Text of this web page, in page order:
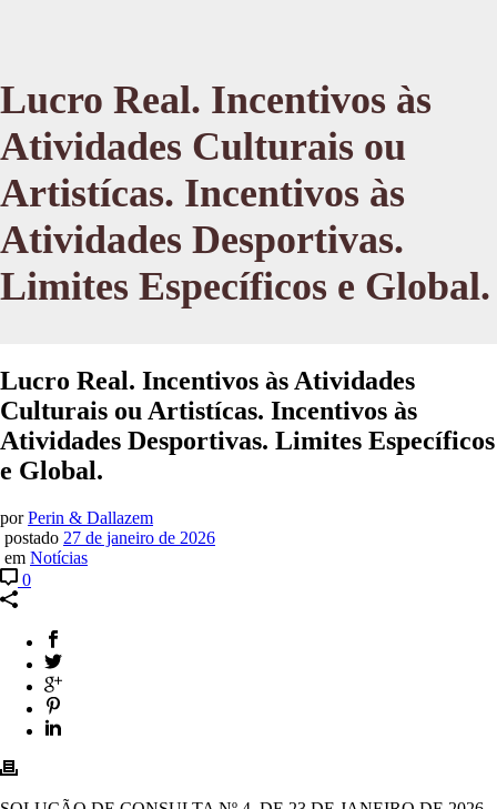
Lucro Real. Incentivos às
Atividades Culturais ou
Artistícas. Incentivos às
Atividades Desportivas.
Limites Específicos e Global.
Lucro Real. Incentivos às Atividades
Culturais ou Artistícas. Incentivos às
Atividades Desportivas. Limites Específicos
e Global.
porPerin & Dallazem
postado 27 de janeiro de 2026
em Notícias
0